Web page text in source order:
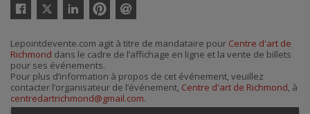
Twitter
courriel
Lepointdevente.com agit à titre de mandataire pour Centre d'art de
Richmond dans le cadre de l’affichage en ligne et la vente de billets
pour ses événements.
Pour plus d’information à propos de cet événement, veuillez
contacter l’organisateur de l’événement, Centre d'art de Richmond, à
centredartrichmond@gmail.com.